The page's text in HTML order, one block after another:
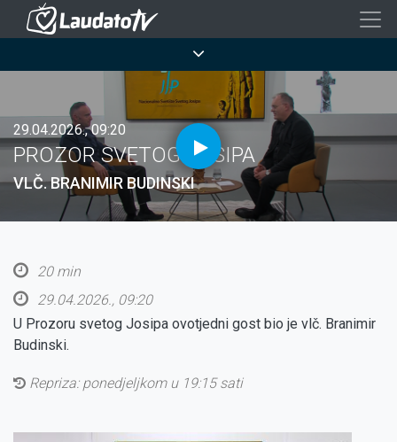
Skoči
sadržaj
29.04.2026., 09:20
PROZOR SVETOG JOSIPA
VLČ. BRANIMIR BUDINSKI
20 min
29.04.2026., 09:20
U Prozoru svetog Josipa ovotjedni gost bio je vlč. Branimir
Budinski.
Repriza: ponedjeljkom u 19:15 sati